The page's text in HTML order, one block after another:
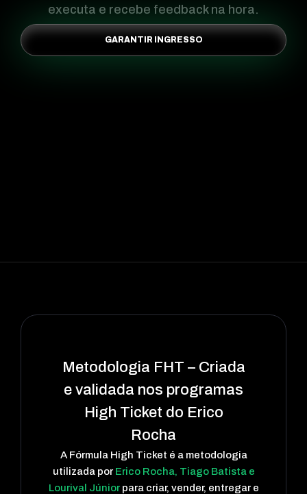
executa e recebe feedback na hora.
GARANTIR INGRESSO
Metodologia FHT – Criada
e validada nos programas
High Ticket do Erico
Rocha
A Fórmula High Ticket é a metodologia
utilizada porErico Rocha, Tiago Batista e
Lourival Júniorpara criar, vender, entregar e